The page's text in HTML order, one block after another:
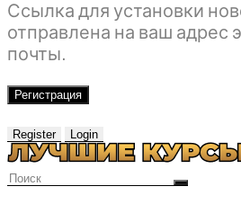
Ссылка для установки
отправлена ​​на ваш адрес
почты.
Регистрация
Register Login